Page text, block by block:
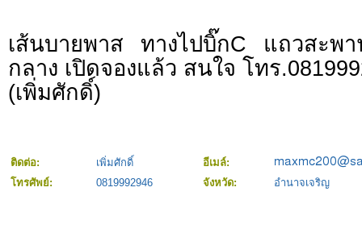
เส้นบายพาส ทางไปบิ๊กC แถวสะพา
กลาง เปิดจองแล้ว สนใจ โทร
(เพิ่มศักดิ์)
ติดต่อ: เพิ่มศักดิ์
อีเมล์:
โทรศัพย์:
0819992946 จังหวัด: อำนาจเจริญ